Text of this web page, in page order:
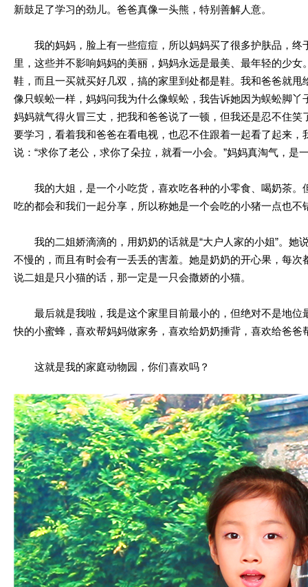
新鼓足了学习的劲儿。爸爸真像一头熊，特别善解人意。
我的妈妈，脸上有一些痘痘，所以妈妈买了很多护肤品，终
里，这些并不影响妈妈的美丽，妈妈永远是最美、最年轻的少女
鞋，而且一买就买好几双，搞的家里到处都是鞋。我和爸爸就甩
像只蜈蚣一样，妈妈问我为什么像蜈蚣，我告诉她因为蜈蚣脚丫
妈妈就气得火冒三丈，把我和爸爸说了一顿，但我还是忍不住笑
要学习，看着我和爸爸在看电视，也忍不住跟着一起看了起来，
说：“求你了老公，求你了朵拉，就看一小会。”妈妈真淘气，是
我的大姐，是一个小吃货，喜欢吃各种的小零食、喝奶茶。
吃的都会和我们一起分享，所以称她是一个会吃的小猪一点也不
我的二姐娇滴滴的，用奶奶的话就是“大户人家的小姐”。她
不慢的，而且有时会有一丢丢的害羞。她是奶奶的开心果，每次
说二姐是只小猫的话，那一定是一只会撒娇的小猫。
最后就是我啦，我是这个家里目前最小的，但绝对不是地位
快的小蜜蜂，喜欢帮妈妈做家务，喜欢给奶奶捶背，喜欢给爸爸
这就是我的家庭动物园，你们喜欢吗？